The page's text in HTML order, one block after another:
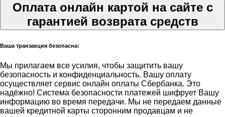
Оплата онлайн картой на сайте с
гарантией возврата средств
Ваша транзакция безопасна:
Мы прилагаем все усилия, чтобы защитить вашу
безопасность и конфиденциальность. Вашу оплату
осуществляет сервис онлайн оплаты Сбербанка. Это
надёжно! Система безопасности платежей шифрует Вашу
информацию во время передачи. Мы не передаем данные
вашей кредитной карты сторонним продавцам и не